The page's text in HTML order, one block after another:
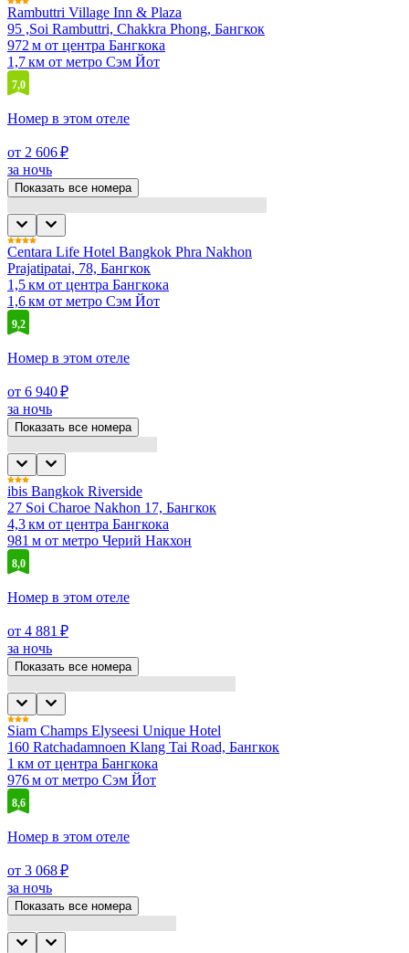
Rambuttri Village Inn & Plaza
95 ,Soi Rambuttri, Chakkra Phong, Бангкок
972 м от центра Бангкока
1,7 км от метро Сэм Йот
7,0
Номер в этом отеле
от 2 606 ₽
за ночь
Показать все номера
Centara Life Hotel Bangkok Phra Nakhon
Prajatipatai, 78, Бангкок
1,5 км от центра Бангкока
1,6 км от метро Сэм Йот
9,2
Номер в этом отеле
от 6 940 ₽
за ночь
Показать все номера
ibis Bangkok Riverside
27 Soi Charoe Nakhon 17, Бангкок
4,3 км от центра Бангкока
981 м от метро Черий Накхон
8,0
Номер в этом отеле
от 4 881 ₽
за ночь
Показать все номера
Siam Champs Elyseesi Unique Hotel
160 Ratchadamnoen Klang Tai Road, Бангкок
1 км от центра Бангкока
976 м от метро Сэм Йот
8,6
Номер в этом отеле
от 3 068 ₽
за ночь
Показать все номера